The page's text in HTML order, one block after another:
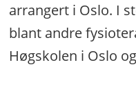
arrangert i Oslo. I
blant andre
Høgskolen i Oslo